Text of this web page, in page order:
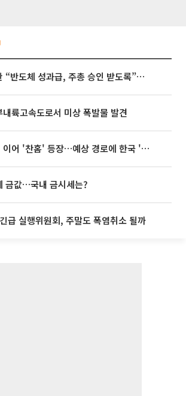
김정관 장관 “반도체 성과급, 주총 승인 받도록”…상법·자본시장법 개정 시사
내륙고속도로서 미상 폭발물 발견
태풍 '돌핀' 이어 '찬홈' 등장…예상 경로에 한국 '한숨'
금값…국내 금시세는?
급 실행위원회, 주말도 폭염취소 될까